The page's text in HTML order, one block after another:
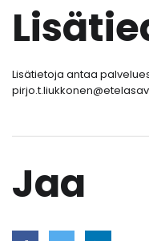
Lisätietoja antaa
Jaa